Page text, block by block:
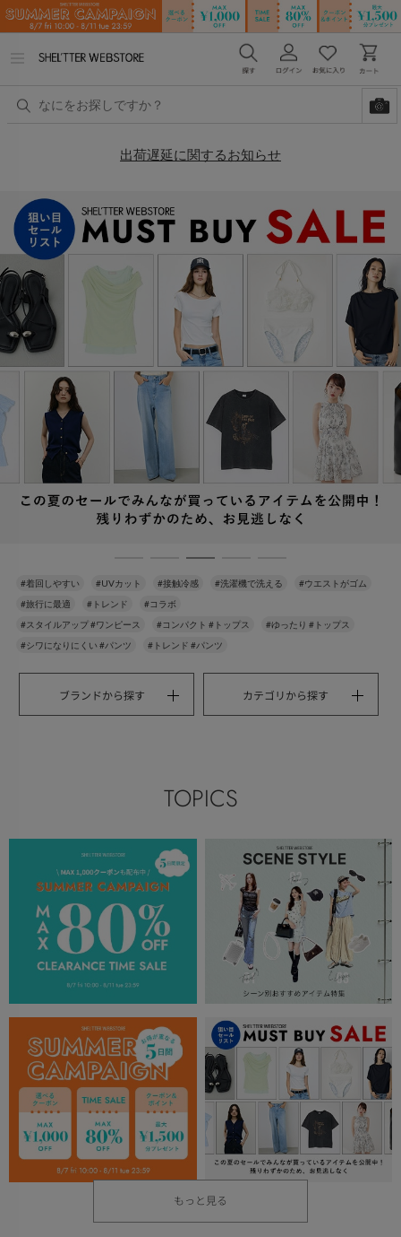
ー
出荷遅延に関するお知らせ
#着回しやすい #UVカット #接触冷感 #洗濯機で洗える
#ウエストがゴム
#旅行に最適
#トレンド
#コラボ
#スタイルアップ #ワンピース
#コンパクト #トップス
#ゆったり #トップス
#シワになりにくい #パンツ
#トレンド #パンツ
ブランドから探す カテゴリから探す
TOPICS
もっと見る